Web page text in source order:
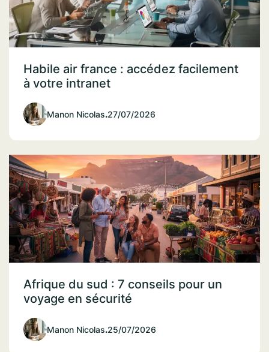
Habile air france : accédez facilement
à votre intranet
Manon Nicolas.27/07/2026
Afrique du sud : 7 conseils pour un
voyage en sécurité
Manon Nicolas.25/07/2026